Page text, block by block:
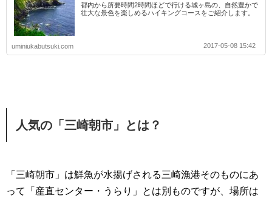
都内から所要時間2時間ほどで行ける城ヶ島の、自然豊かで
壮大な景色を楽しめるハイキングコースをご紹介します。
uminiukabutsuki.com 2017-05-08 15:42
人気の「三崎朝市」とは？
「三崎朝市」は鮮魚が水揚げされる三崎漁港そのものにあ
って「産直センター・うらり」とは別ものですが、場所は